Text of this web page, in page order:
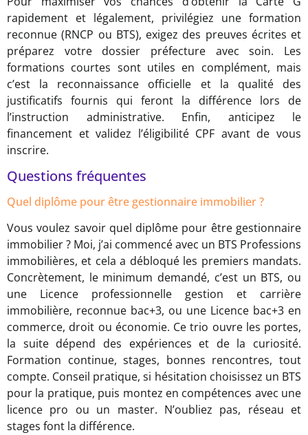
rapidement et légalement, privilégiez une formation
reconnue (RNCP ou BTS), exigez des preuves écrites et
préparez votre dossier préfecture avec soin. Les
formations courtes sont utiles en complément, mais
c’est la reconnaissance officielle et la qualité des
justificatifs fournis qui feront la différence lors de
l’instruction administrative. Enfin, anticipez le
financement et validez l’éligibilité CPF avant de vous
inscrire.
Questions fréquentes
Quel diplôme pour être gestionnaire immobilier ?
Vous voulez savoir quel diplôme pour être gestionnaire
immobilier ? Moi, j’ai commencé avec un BTS Professions
immobilières, et cela a débloqué les premiers mandats.
Concrètement, le minimum demandé, c’est un BTS, ou
une Licence professionnelle gestion et carrière
immobilière, reconnue bac+3, ou une Licence bac+3 en
commerce, droit ou économie. Ce trio ouvre les portes,
la suite dépend des expériences et de la curiosité.
Formation continue, stages, bonnes rencontres, tout
compte. Conseil pratique, si hésitation choisissez un BTS
pour la pratique, puis montez en compétences avec une
licence pro ou un master. N’oubliez pas, réseau et
stages font la différence.